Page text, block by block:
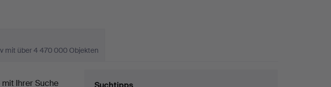
mit über 4 470 000 Objekten
Ihrer Suche